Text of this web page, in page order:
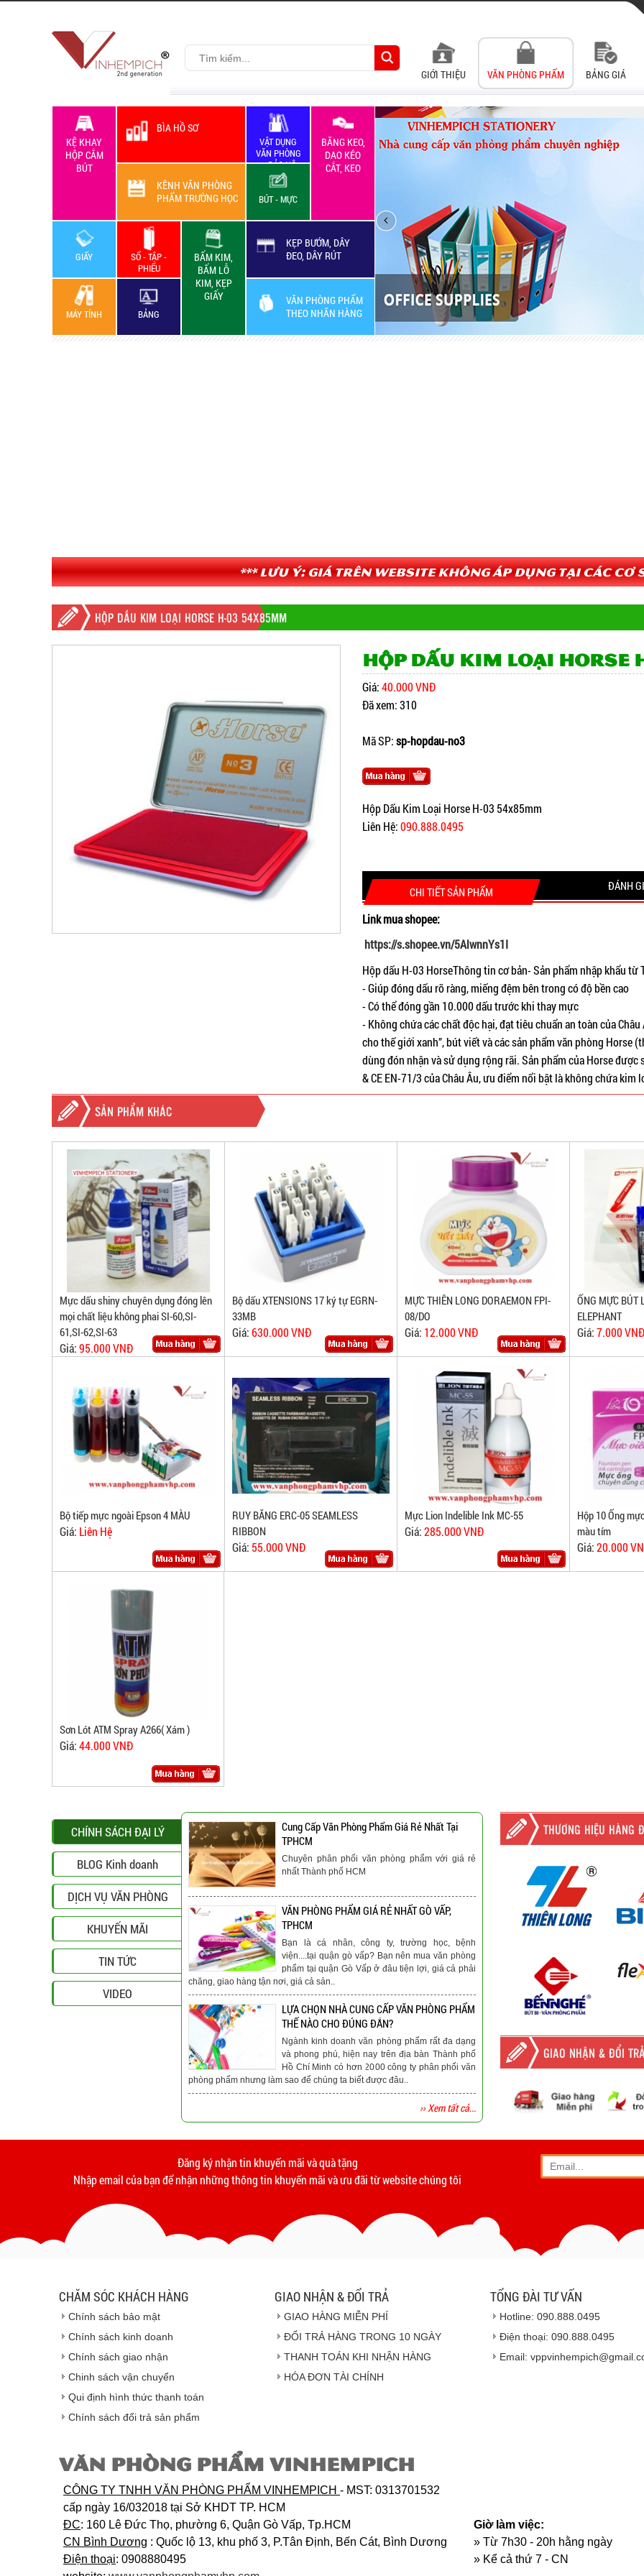
GIỚI THIỆU VĂN PHÒNG PHẨM BẢNG GIÁ
KỆ KHAY
HỘP CẮM
BÚT
BÌA HỒ SƠ
VẬT DỤNG
VĂN PHÒNG
+ BẢO HỘ
LAO ĐỘNG
BĂNG KEO,
DAO KÉO
CẮT, KEO
KÊNH VĂN PHÒNG
PHẨM TRƯỜNG HỌC
BÚT - MỰC
GIẤY
SỔ - TẬP -
PHIẾU
BẤM KIM,
BẤM LỖ
KIM, KẸP
GIẤY
KẸP BƯỚM, DÂY
ĐEO, DÂY RÚT
VĂN PHÒNG PHẨM
THEO NHÃN HÀNG
MÁY TÍNH BẢNG
*** Lưu ý: Giá trên website không áp dụng tại các cơ
HỘP DẤU KIM LOẠI HORSE H-03 54X85MM
Hộp Dấu Kim Loại Horse
Giá:40.000 VNĐ
Đã xem: 310
Mã SP:sp-hopdau-no3
Hộp Dấu Kim Loại Horse H-03 54x85mm
Liên Hệ:090.888.0495
CHI TIẾT SẢN PHẨM ĐÁNH
Link mua shopee:
https://s.shopee.vn/5AlwnnYs1I
Hộp dấu H-03 HorseThông tin cơ bản- Sản phẩm nhập khẩu từ
- Giúp đóng dấu rõ ràng, miếng đệm bên trong có độ bền cao
- Có thể đóng gần 10.000 dấu trước khi thay mực
- Không chứa các chất độc hại, đạt tiêu chuẩn an toàn của
cho thế giới xanh”, bút viết và các sản phẩm văn phòng
dùng đón nhận và sử dụng rộng rãi. Sản phẩm của Horse
& CE EN-71/3 của Châu Âu, ưu điểm nổi bật là không chứa
SẢN PHẨM KHÁC
Mực dấu shiny chuyên dụng đóng lên
mọi chất liệu không phai SI-60,SI-
61,SI-62,SI-63
Giá:95.000 VNĐ
Bộ dấu XTENSIONS 17 ký tự EGRN-
33MB
Giá:630.000 VNĐ
MỰC THIÊN LONG DORAEMON FPI-
08/DO
Giá: 12.000 VNĐ
ỐNG MỰC BÚT
ELEPHANT
Giá:7.000 VNĐ
Bộ tiếp mực ngoài Epson 4 MÀU
Giá: Liên Hệ
RUY BĂNG ERC-05 SEAMLESS
RIBBON
Giá: 55.000 VNĐ
Mực Lion Indelible Ink MC-55
Giá:285.000 VNĐ
Hộp 10 Ống
màu tím
Giá:20.000
Sơn Lót ATM Spray A266( Xám )
Giá:44.000 VNĐ
CHÍNH SÁCH ĐẠI LÝ
BLOG Kinh doanh
DỊCH VỤ VĂN PHÒNG
KHUYẾN MÃI
TIN TỨC
VIDEO
Cung Cấp Văn Phòng Phẩm Giá Rẻ Nhất Tại
TPHCM
Chuyên phân phối văn phòng phẩm với giá rẻ
nhất Thành phố HCM
VĂN PHÒNG PHẨM GIÁ RẺ NHẤT GÒ VẤP,
TPHCM
Bạn là cá nhân, công ty, trường học, bệnh
viện....tại quận gò vấp? Bạn nên mua văn phòng
phẩm tại quận Gò Vấp ở đâu tiện lợi, giá cả phải
chăng, giao hàng tận nơi, giá cả sản..
LỰA CHỌN NHÀ CUNG CẤP VĂN PHÒNG PHẨM
THẾ NÀO CHO ĐÚNG ĐẮN?
Ngành kinh doanh văn phòng phẩm rất đa dạng
và phong phú, hiện nay trên địa bàn Thành phố
Hồ Chí Minh có hơn 2000 công ty phân phối văn
phòng phẩm nhưng làm sao để chúng ta biết được đâu..
›› Xem tất cả...
THƯƠNG HIỆU HÀNG
GIAO NHẬN & ĐỔI
- Phương thức vận
- Thời hạn ước tính
Vinhempich
Đăng ký nhận tin khuyến mãi và quà tặng
Nhập email của bạn để nhận những thông tin khuyến mãi và ưu đãi từ website chúng tôi
CHĂM SÓC KHÁCH HÀNG
Chính sách bảo mật
Chính sách kinh doanh
Chính sách giao nhận
Chinh sách vận chuyển
Qui định hình thức thanh toán
Chính sách đổi trả sản phẩm
GIAO NHẬN & ĐỔI TRẢ
GIAO HÀNG MIỄN PHÍ
ĐỔI TRẢ HÀNG TRONG 10 NGÀY
THANH TOÁN KHI NHẬN HÀNG
HÓA ĐƠN TÀI CHÍNH
TỔNG ĐÀI TƯ VẤN
Hotline: 090.888.0495
Điện thoại: 090.888.0495
Email:
VĂN PHÒNG PHẨM VINHEMPICH
CÔNG TY TNHH VĂN PHÒNG PHẨM VINHEMPICH - MST: 0313701532
cấp ngày 16/032018 tại Sở KHDT TP. HCM
ĐC: 160 Lê Đức Thọ, phường 6, Quận Gò Vấp, Tp.HCM
CN Bình Dương : Quốc lộ 13, khu phố 3, P.Tân Định, Bến Cát, Bình Dương
Điện thoại: 0908880495
Giờ làm việc:
» Từ 7h30 - 20h hằng ngày
» Kể cả thứ 7 - CN